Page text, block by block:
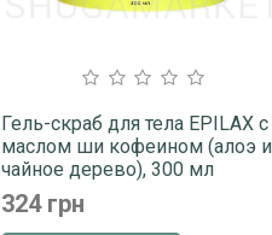
Гель-скраб для тела EPILAX с
маслом ши кофеином (алоэ и
чайное дерево), 300 мл
324 грн